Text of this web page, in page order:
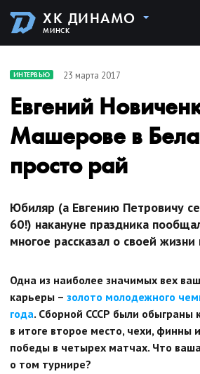
ХК ДИНАМО
МИНСК
ИНТЕРВЬЮ 23 марта 2017
Евгений
Машерове в
просто рай
Юбиляр (а Евгению Петровичу
60!) накануне праздника
многое рассказал о своей жизни
Одна из наиболее значимых вех
карьеры – золото молодежного
года. Сборной СССР были обыграны
в итоге второе место, чехи, финны
победы в четырех матчах. Что
о том турнире?